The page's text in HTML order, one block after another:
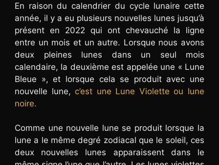
En raison du calendrier du cycle lunaire cette
année, il y a eu plusieurs nouvelles lunes jusqu’à
présent en 2022 qui ont chevauché la ligne
entre un mois et un autre. Lorsque nous avons
deux pleines lunes dans un seul mois
calendaire, la deuxième est appelée une « Lune
Bleue », et lorsque cela se produit avec une
nouvelle lune, c’est une Lune Violette ou lune
noire.
Comme une nouvelle lune se produit lorsque la
lune a le même degré zodiacal que le soleil, ces
deux nouvelles lunes apparaissent dans le